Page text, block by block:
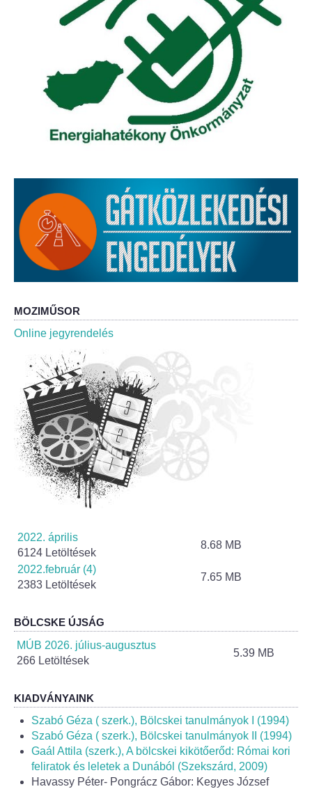
ÖNKORMÁNYZAT
Képviselő-testület
Képviselő-testületi ülések
Bizottságok
Bizottsági ülések
A helyi választási bizottság
A helyi választási bizottság határozatai
Roma Nemzetiségi Önkormányzat
Roma Nemzetiségi Önkormányzat ülések
Rendeletek
Polgármesteri normatív határozatok
Önkormányzati támogatások
Szabályzatok
Pályázatok
Szerződések
Helyi Esélyegyenlőség Program
Alapítványok
Helyi Építési Szabályzat
INTÉZMÉNYEK
Bölcskei Mesevár Óvoda és Bölcsőde
MOZIMŰSOR
Online jegyrendelés
2022. április
6124 Letöltések
8.68 MB
2022.február (4)
2383 Letöltések
7.65 MB
BÖLCSKE ÚJSÁG
MÚB 2026. július-augusztus
266 Letöltések
5.39 MB
KIADVÁNYAINK
Szabó Géza ( szerk.), Bölcskei tanulmányok I (1994)
Szabó Géza ( szerk.), Bölcskei tanulmányok II (1994)
Gaál Attila (szerk.), A bölcskei kikötőerőd: Római kori
feliratok és leletek a Dunából (Szekszárd, 2009)
Havassy Péter- Pongrácz Gábor: Kegyes József